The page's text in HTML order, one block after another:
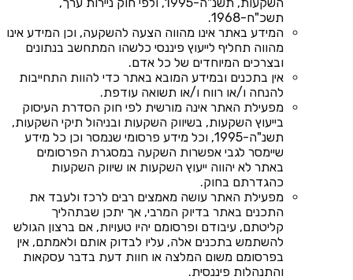
תשכ"ח-1968.
המידע באתר אינו מהווה הצעה להשקעה, וכן המידע אינו
מהווה תחליף לייעוץ פיננסי כלשהו המתחשב בנתונים
ובצרכים המיוחדים של כל אדם.
אין בתכנים ובמידע המובא באתר כדי להוות התחייבות
להנחה ו/או רווח ו/או תשואה עודפת.
מפעילת האתר אינה מורשית לפי חוק הסדרת העיסוק
בייעוץ השקעות, בשיווק השקעות ובניהול תיקי השקעות,
תשנ"ה-1995, וכל מידע פרסומי שנמסר וכן כל מידע
שיימסר לגבי אפשרות השקעה במסגרת הפרסומים
באתר לא יהווה ייעוץ השקעות או שיווק השקעות
כהגדרתם בחוק.
מפעילת האתר עושה מאמצים רבים לרכז ולעבד את
התכנים באתר בדיוק המרבי, אך יתכן שבתהליך
קליטתם, עיבודם ופרסומם יהיו טעויות, אם ברצון הגולש
להשתמש בתכנים אלה, עליו לבדוק אותם ולאמתם, אין
בפרסומם משום המלצה או חוות דעת בדבר עסקאות
והתנהלות פיננסית.